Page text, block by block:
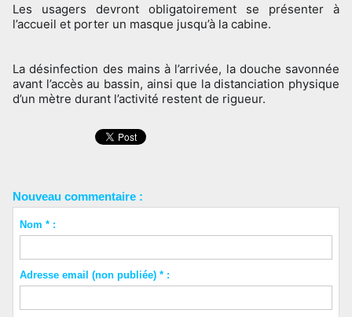
Les usagers devront obligatoirement se présenter à
l’accueil et porter un masque jusqu’à la cabine.
La désinfection des mains à l’arrivée, la douche savonnée
avant l’accès au bassin, ainsi que la distanciation physique
d’un mètre durant l’activité restent de rigueur.
Nouveau commentaire :
Nom * :
Adresse email (non publiée) * :